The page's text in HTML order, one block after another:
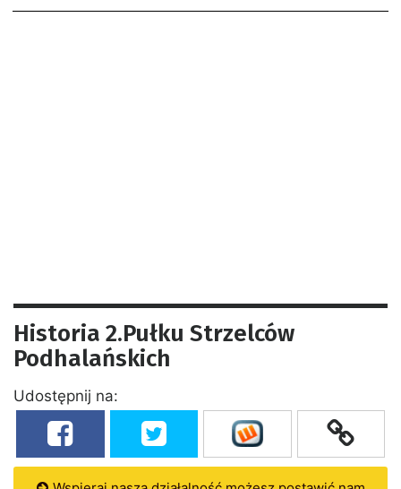
Historia 2.Pułku Strzelców
Podhalańskich
Udostępnij na: